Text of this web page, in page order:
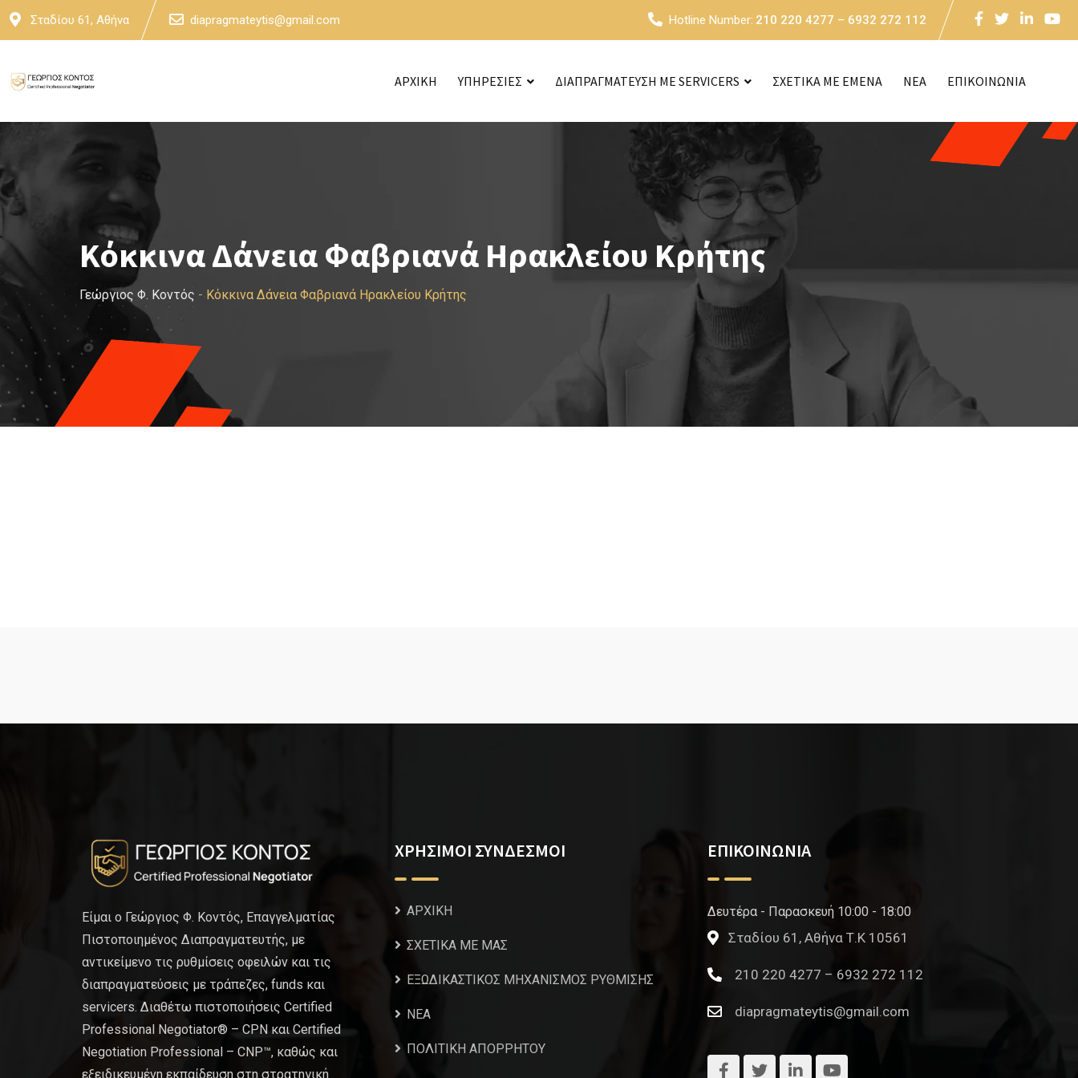
Skip
Σταδίου 61, Αθήνα diapragmateytis@gmail.com Hotline Number: 210 220 4277 – 6932 272 112
ΑΡΧΙΚΗ ΥΠΗΡΕΣΙΕΣ ΔΙΑΠΡΑΓΜΑΤΕΥΣΗ ΜΕ SERVICERS ΣΧΕΤΙΚΑ ΜΕ ΕΜΕΝΑ NEA ΕΠΙΚΟΙΝΩΝΙΑ
Κόκκινα Δάνεια Φαβριανά Ηρακλείου Κρήτης
Γεώργιος Φ. Κοντός - Κόκκινα Δάνεια Φαβριανά Ηρακλείου Κρήτης
Είμαι ο Γεώργιος Φ. Κοντός, Επαγγελματίας
Πιστοποιημένος Διαπραγματευτής, με
αντικείμενο τις ρυθμίσεις οφειλών και τις
διαπραγματεύσεις με τράπεζες, funds και
servicers. Διαθέτω πιστοποιήσεις Certified
Professional Negotiator® – CPN και Certified
Negotiation Professional – CNP™, καθώς και
εξειδικευμένη εκπαίδευση στη στρατηγική
ΧΡΗΣΙΜΟΙ ΣΥΝΔΕΣΜΟΙ
ΑΡΧΙΚΗ
ΣΧΕΤΙΚΑ ΜΕ ΜΑΣ
ΕΞΩΔΙΚΑΣΤΙΚΟΣ ΜΗΧΑΝΙΣΜΟΣ ΡΥΘΜΙΣΗΣ
NEA
ΠΟΛΙΤΙΚΗ ΑΠΟΡΡΗΤΟΥ
ΕΠΙΚΟΙΝΩΝΙΑ
Δευτέρα - Παρασκευή 10:00 - 18:00
Σταδίου 61, Αθήνα Τ.Κ 10561
210 220 4277 – 6932 272 112
diapragmateytis@gmail.com